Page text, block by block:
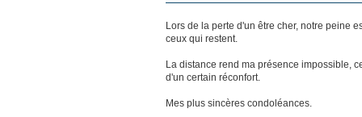
Lors de la perte d'un être cher, notre peine
ceux qui restent.
La distance rend ma présence impossible,
d'un certain réconfort.
Mes plus sincères condoléances.